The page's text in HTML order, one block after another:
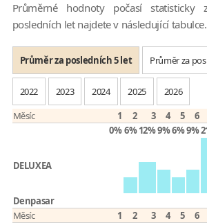
Průměrné hodnoty počasí statisticky
posledních let najdete v následující tabulce.
Průměr za posledních 5 let Průměr za
2022 2023 2024 2025
2026
Měsíc
1 2 3 4 5 6
0% 6%12%9%6%9%
DELUXEA
Denpasar
Měsíc
1 2 3 4 5 6